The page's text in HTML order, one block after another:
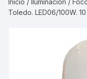
Inicio /Iluminación /
Toledo. LED06/100W.